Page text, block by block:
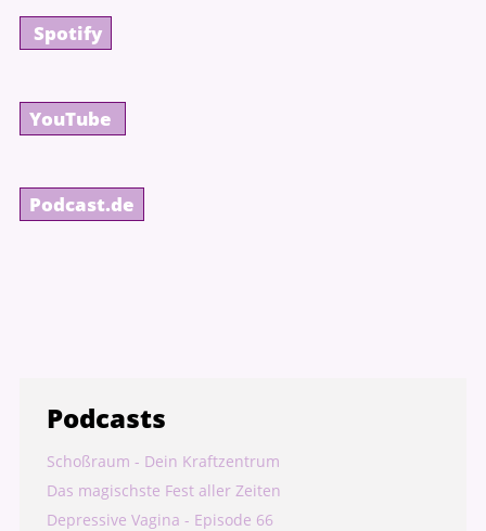
Spotify
YouTube
Podcast.de
Podcasts
Schoßraum - Dein Kraftzentrum
Das magischste Fest aller Zeiten
Depressive Vagina - Episode 66